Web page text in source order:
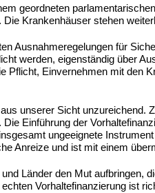
geordneten
Krankenhäuser stehen
Ausnahmeregelungen für
werden, eigenständig über
Pflicht, Einvernehmen mit den
unserer Sicht
Einführung der
ungeeignete
Anreize und ist mit einem
Länder den Mut aufbringen,
Vorhaltefinanzierung ist